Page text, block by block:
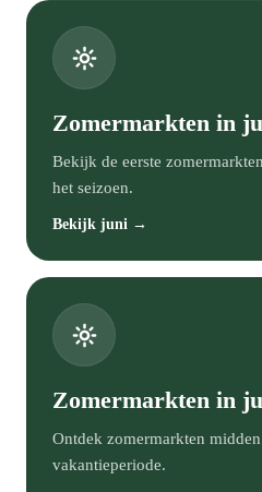
Zomermarkten in
Bekijk de eerste
het seizoen.
Bekijk juni →
Zomermarkten in
Ontdek zomermarkten
vakantieperiode.